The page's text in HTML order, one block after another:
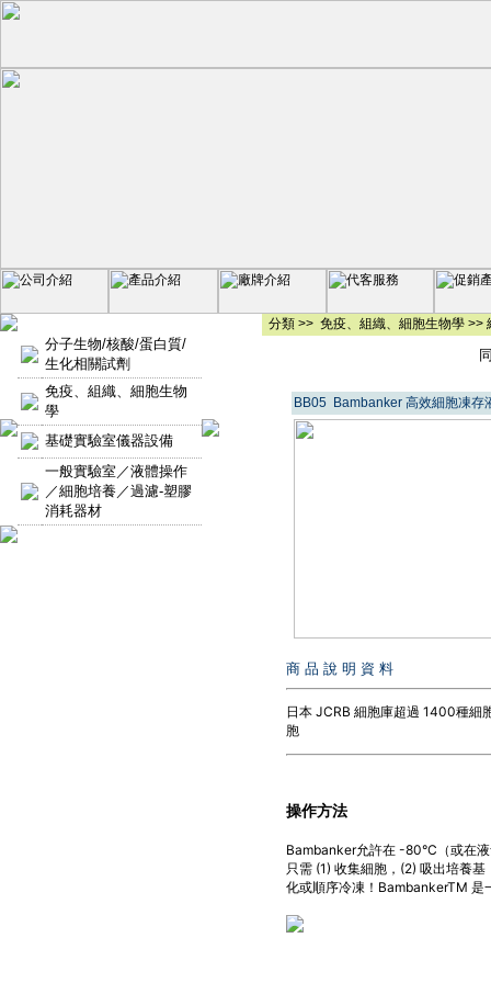
分子生物/核酸/蛋白質/
生化相關試劑
免疫、組織、細胞生物
學
基礎實驗室儀器設備
一般實驗室／液體操作
／細胞培養／過濾-塑膠
消耗器材
分類 >> 免疫、組織、細胞生物學>>
同
BB05 Bambanker 高效細胞凍存
商 品 說 明 資 料
日本 JCRB 細胞庫超過 1400種細
胞
操作方法
Bambanker允許在 -80°C（或在
只需 (1) 收集細胞，(2) 吸出培養
化或順序冷凍！BambankerTM 是